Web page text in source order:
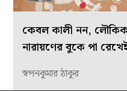
কেবল কালী নন, লৌকিক
নারায়ণের বুকে পা
স্বপনকুমার ঠাকুর